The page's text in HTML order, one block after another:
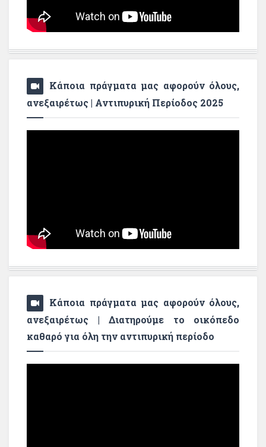
Κάποια πράγματα μας αφορούν όλους,
ανεξαιρέτως | Αντιπυρική Περίοδος 2025
Κάποια πράγματα μας αφορούν όλους,
ανεξαιρέτως | Διατηρούμε το οικόπεδο
καθαρό για όλη την αντιπυρική περίοδο